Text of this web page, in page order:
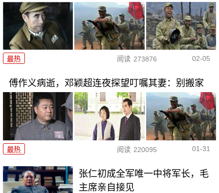
最热 阅读 273876 02-05
傅作义病逝，邓颖超连夜探望叮嘱其妻：别搬家
最热 阅读 220095 01-31
张仁初成全军唯一中将军长，毛
主席亲自接见